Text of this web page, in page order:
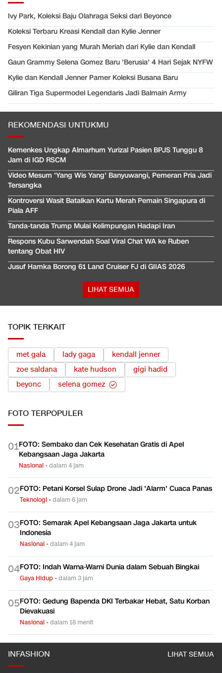
Ivy Park, Koleksi Baju Olahraga Seksi dari Beyonce
Koleksi Terbaru Kreasi Kendall dan Kylie Jenner
Fesyen Kekinian yang Murah Meriah dari Kylie dan Kendall
Gaun Grammy Selena Gomez Baru 'Berusia' 4 Hari Sejak NYFW
Kylie dan Kendall Jenner Pamer Koleksi Busana Baru
Giliran Tiga Supermodel Legendaris Jadi Balmain Army
REKOMENDASI UNTUKMU
Kemenkes Ungkap Almarhum Yurizal Pasien BPJS Tunggu 8
Jam di IGD RSCM
Video Mesum 'Yang Wis Yang' Banyuwangi, Pemeran Pria Jadi
Tersangka
Kontroversi Wasit Batalkan Kartu Merah Pemain Singapura di
Piala AFF
Tanda-tanda Trump Mulai Kelimpungan Hadapi Iran
Respons Kubu Sarwendah Soal Viral Chat WA ke Ruben
tentang Obat HIV
Jusuf Hamka Borong 61 Land Cruiser FJ di GIIAS 2026
LIHAT SEMUA
TOPIK TERKAIT
met gala lady gaga
kendall jenner
zoe saldana
kate hudson
gigi hadid
beyonc
selena gomez
FOTO TERPOPULER
01FOTO: Sembako dan Cek Kesehatan Gratis di Apel
Kebangsaan Jaga Jakarta
Nasional •dalam 4 jam
02FOTO: Petani Korsel Sulap Drone Jadi 'Alarm' Cuaca Panas
Teknologi •dalam 6 jam
03FOTO: Semarak Apel Kebangsaan Jaga Jakarta untuk
Indonesia
Nasional •dalam 4 jam
04FOTO: Indah Warna-Warni Dunia dalam Sebuah Bingkai
Gaya Hidup •dalam 3 jam
05FOTO: Gedung Bapenda DKI Terbakar Hebat, Satu Korban
Dievakuasi
Nasional •dalam 18 menit
INFASHION LIHAT SEMUA